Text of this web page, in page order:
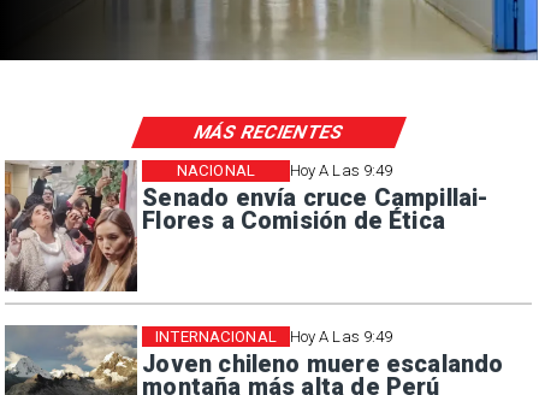
Hoy A Las 9:49
Senado envía cruce Campillai-
Flores a Comisión de Ética
NACIONAL
Hoy A Las 9:49
Joven chileno muere escalando
montaña más alta de Perú
INTERNACIONAL
MÁS RECIENTES